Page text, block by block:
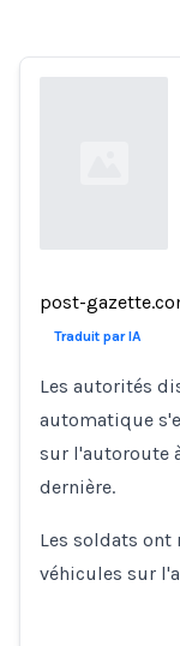
Loading...
post-
Traduit par IA
Les autorités
automatique
sur l'autoroute
dernière.
Les soldats ont
véhicules sur